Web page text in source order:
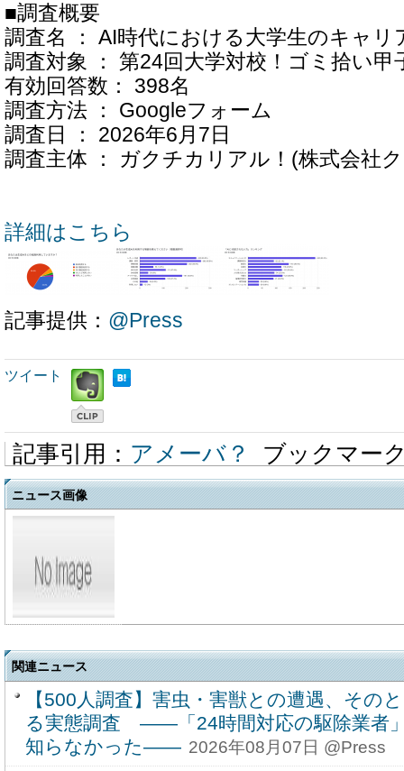
■調査概要
調査名 ： AI時代における大学生のキャリ
調査対象 ： 第24回大学対校！ゴミ拾い甲
有効回答数： 398名
調査方法 ： Googleフォーム
調査日 ： 2026年6月7日
調査主体 ： ガクチカリアル！(株式会社
詳細はこちら
記事提供： @Press
ツイート
記事引用： アメーバ？ ブックマー
ニュース画像
関連ニュース
【500人調査】害虫・害獣との遭遇、その
る実態調査 ――「24時間対応の駆除業者
知らなかった―― 2026年08月07日 @Press